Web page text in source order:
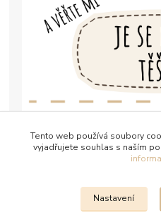
Tento web používá soubory
vyjadřujete souhlas s naším
Nastavení